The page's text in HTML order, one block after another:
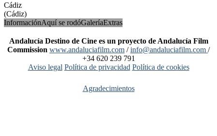
Cádiz
(Cádiz)
InformaciónAquí se rodóGaleríaExtras
Andalucía Destino de Cine es un proyecto de Andalucía Film
Commission www.andaluciafilm.com /info@andaluciafilm.com /
+34 620 239 791
Aviso legal Política de privacidad Política de cookies
Agradecimientos